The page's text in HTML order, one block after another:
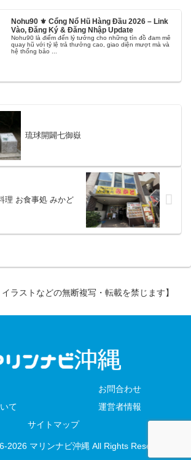
Nohu90 ⚜️ Cổng Nổ Hũ Hàng Đầu 2026 – Link
Vào, Đăng Ký & Đăng Nhập Update
Nohu90 là điểm đến lý tưởng cho những tín đồ đam mê
quay hũ với tỷ lệ trả thưởng cao, giao diện mượt mà và
hệ thống bảo ...
琉球開闢七御嶽
理 お食事処 みかど
イラストなどの無断複写・転載を禁じます】
お問合わせ
て
運営者情報
サイトマップ
2026 マリンナビ沖縄 All Rights Reserved.